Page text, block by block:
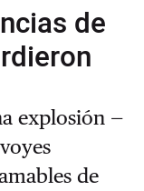
de
explosión —
de